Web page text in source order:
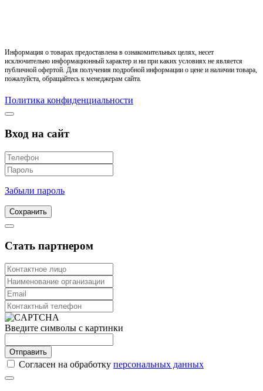
Информация о товарах предоставлена в ознакомительных целях, несет
исключительно информационный характер и ни при каких условиях не является
публичной офертой. Для получения подробной информации о цене и наличии товара,
пожалуйста, обращайтесь к менеджерам сайта.
Политика конфиденциальности
Вход на сайт
Забыли пароль
Сохранить
Стать партнером
Введите символы с картинки
Отправить
Согласен на обработку персональных данных